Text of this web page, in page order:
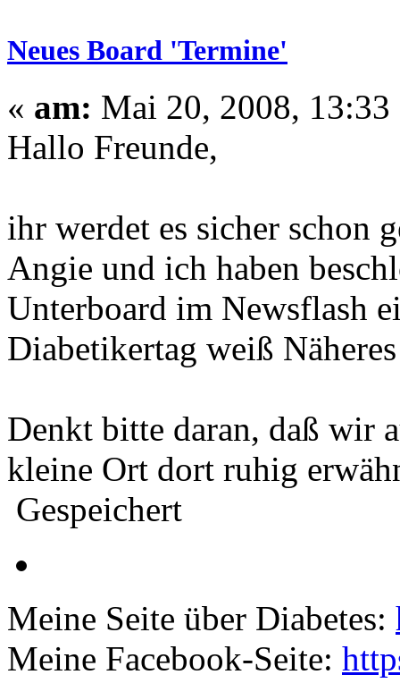
Neues Board 'Termine'
« am: Mai 20, 2008, 13:33
Hallo Freunde,
ihr werdet es sicher schon
Angie und ich haben
Unterboard im Newsflash
Diabetikertag weiß
Denkt bitte daran, daß wir
kleine Ort dort ruhig
Gespeichert
Meine Seite über Diabetes:
Meine Facebook-Seite: